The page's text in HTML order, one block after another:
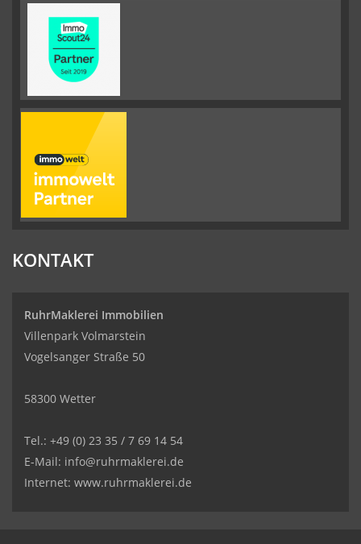
KONTAKT
RuhrMaklerei Immobilien
Villenpark Volmarstein
Vogelsanger Straße 50
58300 Wetter
Tel.: +49 (0) 23 35 / 7 69 14 54
E-Mail: info@ruhrmaklerei.de
Internet: www.ruhrmaklerei.de